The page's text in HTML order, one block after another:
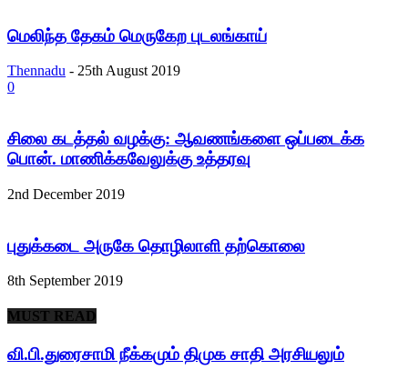
மெலிந்த தேகம் மெருகேற புடலங்காய்
Thennadu - 25th August 2019
0
சிலை கடத்தல் வழக்கு: ஆவணங்களை ஒப்படைக்க
பொன். மாணிக்கவேலுக்கு உத்தரவு
2nd December 2019
புதுக்கடை அருகே தொழிலாளி தற்கொலை
8th September 2019
MUST READ
வி.பி.துரைசாமி நீக்கமும் திமுக சாதி அரசியலும்